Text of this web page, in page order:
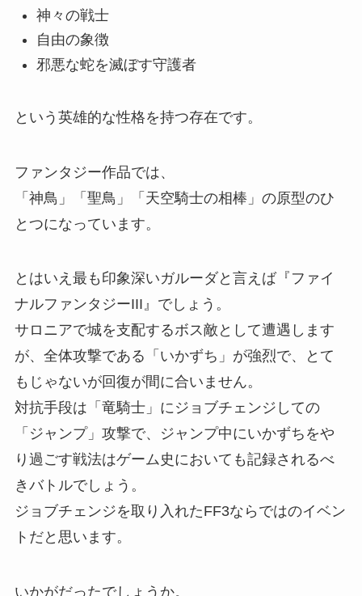
神々の戦士
自由の象徴
邪悪な蛇を滅ぼす守護者
という英雄的な性格を持つ存在です。
ファンタジー作品では、
「神鳥」「聖鳥」「天空騎士の相棒」の原型のひ
とつになっています。
とはいえ最も印象深いガルーダと言えば『ファイ
ナルファンタジーIII』でしょう。
サロニアで城を支配するボス敵として遭遇します
が、全体攻撃である「いかずち」が強烈で、とて
もじゃないが回復が間に合いません。
対抗手段は「竜騎士」にジョブチェンジしての
「ジャンプ」攻撃で、ジャンプ中にいかずちをや
り過ごす戦法はゲーム史においても記録されるべ
きバトルでしょう。
ジョブチェンジを取り入れたFF3ならではのイベン
トだと思います。
いかがだったでしょうか。